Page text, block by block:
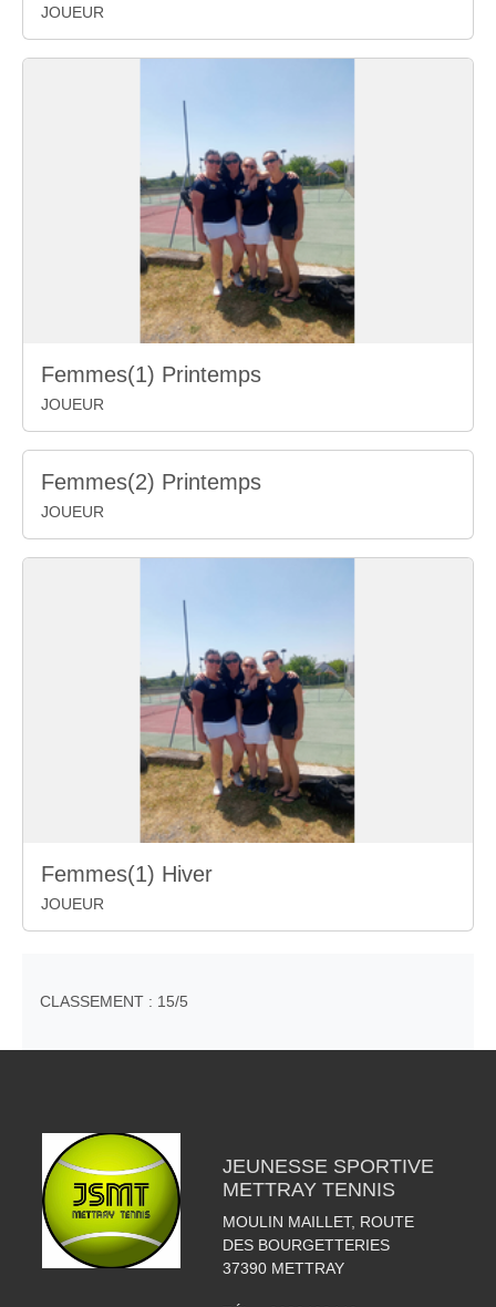
JOUEUR
Femmes(1) Printemps
JOUEUR
Femmes(2) Printemps
JOUEUR
Femmes(1) Hiver
JOUEUR
CLASSEMENT : 15/5
JEUNESSE SPORTIVE
METTRAY TENNIS
MOULIN MAILLET, ROUTE
DES BOURGETTERIES
37390 METTRAY